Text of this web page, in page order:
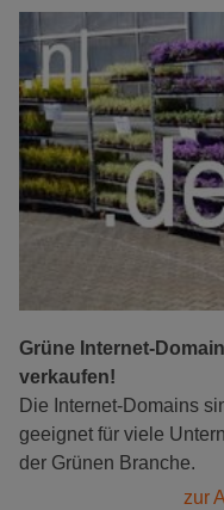
Grüne Internet-
verkaufen!
Die Internet-Domains
geeignet für viele
der Grünen Branche.
zur